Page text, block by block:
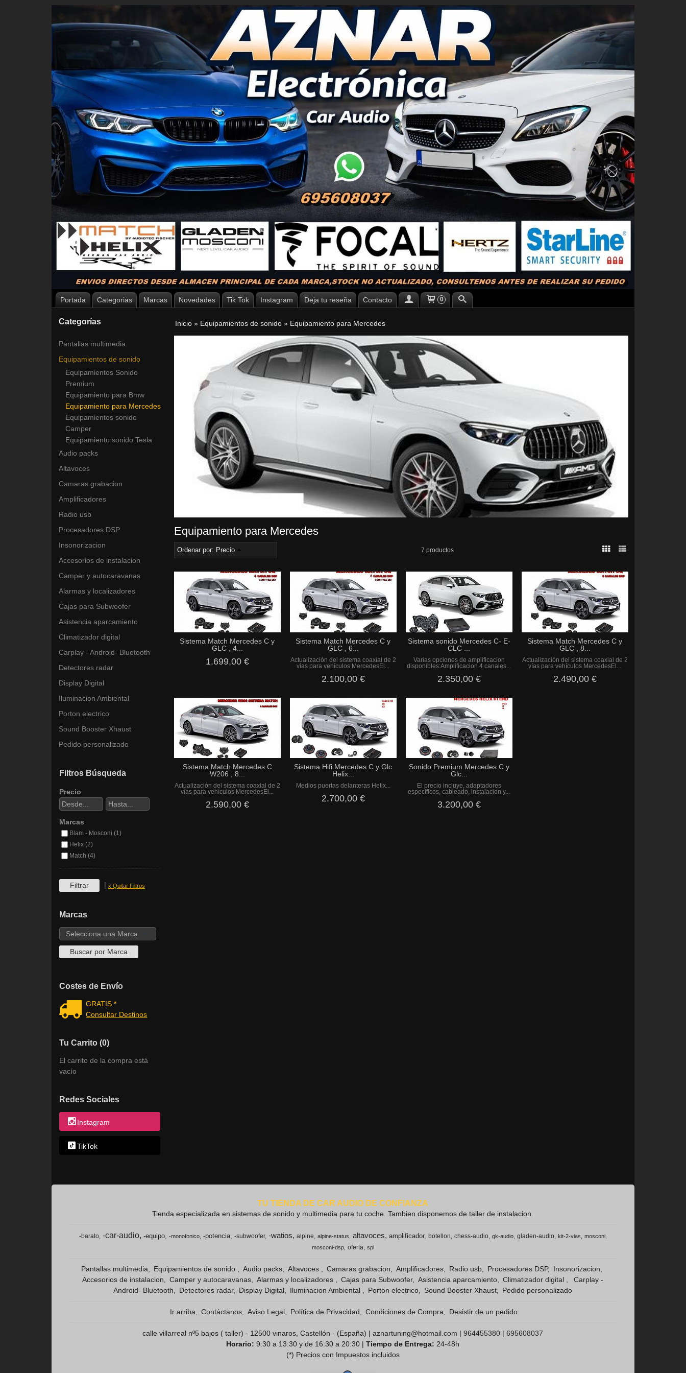
Portada Categorias Marcas Novedades Tik Tok Instagram Deja tu reseña Contacto 0
Categorías
Pantallas multimedia
Equipamientos de sonido
Equipamientos Sonido
Premium
Equipamiento para Bmw
Equipamiento para Mercedes
Equipamientos sonido
Camper
Equipamiento sonido Tesla
Audio packs
Altavoces
Camaras grabacion
Amplificadores
Radio usb
Procesadores DSP
Insonorizacion
Accesorios de instalacion
Camper y autocaravanas
Alarmas y localizadores
Cajas para Subwoofer
Asistencia aparcamiento
Climatizador digital
Carplay - Android- Bluetooth
Detectores radar
Display Digital
Iluminacion Ambiental
Porton electrico
Sound Booster Xhaust
Pedido personalizado
Filtros Búsqueda
Precio
Marcas
Blam - Mosconi (1)
Helix (2)
Match (4)
| x Quitar Filtros
Marcas
Costes de Envío
GRATIS *
Consultar Destinos
Tu Carrito (0)
El carrito de la compra está
vacío
Redes Sociales
Instagram
TikTok
Inicio» Equipamientos de sonido » Equipamiento para Mercedes
Equipamiento para Mercedes
Ordenar por: Precio 7 productos
Sistema Match Mercedes C y
GLC , 4...
1.699,00 €
Sistema Match Mercedes C y
GLC , 6...
Actualización del sistema coaxial de 2
vías para vehículos MercedesEl...
2.100,00 €
Sistema sonido Mercedes C- E-
CLC ...
Varias opciones de amplificacion
disponibles:Amplificacion 4 canales...
2.350,00 €
Sistema Match Mercedes C y
GLC , 8...
Actualización del sistema coaxial de 2
vías para vehículos MercedesEl...
2.490,00 €
Sistema Match Mercedes C
W206 , 8...
Actualización del sistema coaxial de 2
vías para vehículos MercedesEl...
2.590,00 €
Sistema Hifi Mercedes C y Glc
Helix...
Medios puertas delanteras Helix...
2.700,00 €
Sonido Premium Mercedes C y
Glc...
El precio incluye, adaptadores
especificos, cableado, instalacion y...
3.200,00 €
TU TIENDA DE CAR AUDIO DE CONFIANZA
Tienda especializada en sistemas de sonido y multimedia para tu coche. Tambien disponemos de taller de instalacion.
-barato -car-audio -equipo -monofonico -potencia -subwoofer -watios alpine alpine-status altavoces amplificador botellon chess-audio gk-audio gladen-audio kit-2-vias
mosconi
mosconi-dsp
oferta spl
Pantallas multimedia Equipamientos de sonido Audio packs Altavoces Camaras grabacion Amplificadores Radio usb Procesadores DSP
Insonorizacion
Accesorios de instalacion
Camper y autocaravanas Alarmas y localizadores Cajas para Subwoofer Asistencia aparcamiento Climatizador digital
Carplay -
Android- Bluetooth
Detectores radar Display Digital Iluminacion Ambiental Porton electrico Sound Booster Xhaust Pedido personalizado
Ir arriba Contáctanos Aviso Legal Política de Privacidad Condiciones de Compra Desistir de un pedido
calle villarreal nº5 bajos ( taller) - 12500 vinaros, Castellón - (España) | aznartuning@hotmail.com |964455380 |695608037
Horario:9:30 a 13:30 y de 16:30 a 20:30 |Tiempo de Entrega:24-48h
(*) Precios con Impuestos incluidos